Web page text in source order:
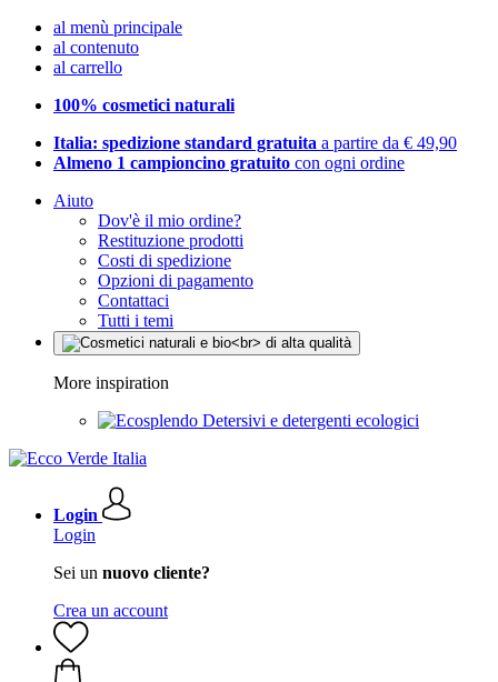
al menù principale
al contenuto
al carrello
100% cosmetici naturali
Italia: spedizione standard gratuita a partire da € 49,90
Almeno 1 campioncino gratuito con ogni ordine
Aiuto
Dov'è il mio ordine?
Restituzione prodotti
Costi di spedizione
Opzioni di pagamento
Contattaci
Tutti i temi
More inspiration
Detersivi e detergenti ecologici
Login
Login
Sei un nuovo cliente?
Crea un account